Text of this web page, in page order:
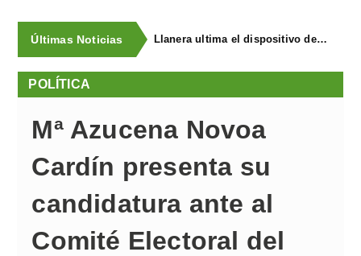
Últimas Noticias Llanera ultima el dispositivo de coordinación de seguridad para el I Concurso-Exposición de Ganado Equino y FAPEA
POLÍTICA
Mª Azucena Novoa
Cardín presenta su
candidatura ante al
Comité Electoral del